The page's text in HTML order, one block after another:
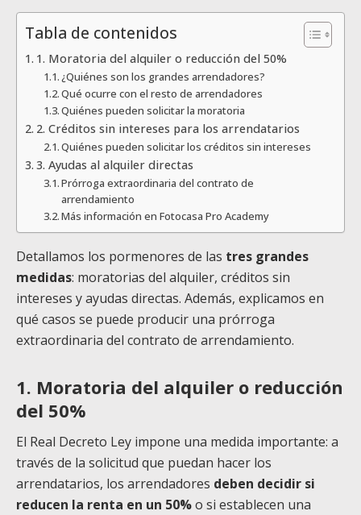
Tabla de contenidos
1. Moratoria del alquiler o reducción del 50%
¿Quiénes son los grandes arrendadores?
Qué ocurre con el resto de arrendadores
Quiénes pueden solicitar la moratoria
2. Créditos sin intereses para los arrendatarios
Quiénes pueden solicitar los créditos sin intereses
3. Ayudas al alquiler directas
Prórroga extraordinaria del contrato de
arrendamiento
Más información en Fotocasa Pro Academy
Detallamos los pormenores de las tres grandes
medidas: moratorias del alquiler, créditos sin
intereses y ayudas directas. Además, explicamos en
qué casos se puede producir una prórroga
extraordinaria del contrato de arrendamiento.
1. Moratoria del alquiler o reducción
del 50%
El Real Decreto Ley impone una medida importante: a
través de la solicitud que puedan hacer los
arrendatarios, los arrendadores deben decidir si
reducen la renta en un 50%o si establecen una